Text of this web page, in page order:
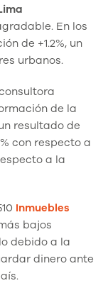
En los
de +1.2%, un
urbanos.
de la
resultado de
con respecto a
a la
Inmuebles
bajos
debido a la
dinero ante